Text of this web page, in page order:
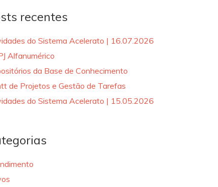
recentes
do Sistema Acelerato | 16.07.2026
Alfanumérico
da Base de Conhecimento
de Projetos e Gestão de Tarefas
do Sistema Acelerato | 15.05.2026